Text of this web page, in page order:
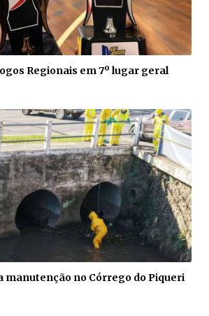
Regionais em 7º lugar geral
manutenção no Córrego do Piqueri